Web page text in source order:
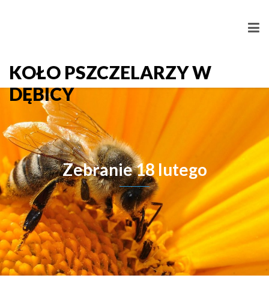
KOŁO PSZCZELARZY W
DĘBICY
Zebranie 18 lutego